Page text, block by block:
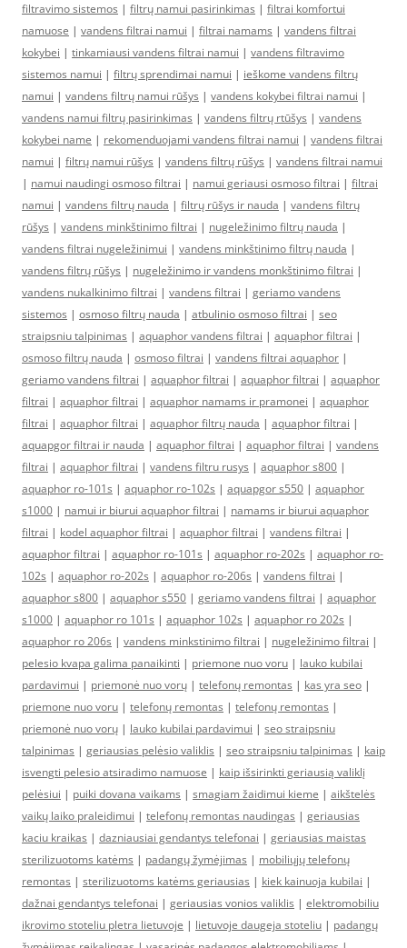
filtravimo sistemos | filtrų namui pasirinkimas | filtrai komfortui
namuose | vandens filtrai namui | filtrai namams | vandens filtrai
kokybei | tinkamiausi vandens filtrai namui | vandens filtravimo
sistemos namui | filtrų sprendimai namui | ieškome vandens filtrų
namui | vandens filtrų namui rūšys | vandens kokybei filtrai namui |
vandens namui filtrų pasirinkimas | vandens filtrų rtūšys | vandens
kokybei name | rekomenduojami vandens filtrai namui | vandens filtrai
namui | filtrų namui rūšys | vandens filtrų rūšys | vandens filtrai namui
| namui naudingi osmoso filtrai | namui geriausi osmoso filtrai | filtrai
namui | vandens filtrų nauda | filtrų rūšys ir nauda | vandens filtrų
rūšys | vandens minkštinimo filtrai | nugeležinimo filtrų nauda |
vandens filtrai nugeležinimui | vandens minkštinimo filtrų nauda |
vandens filtrų rūšys | nugeležinimo ir vandens monkštinimo filtrai |
vandens nukalkinimo filtrai | vandens filtrai | geriamo vandens
sistemos | osmoso filtrų nauda | atbulinio osmoso filtrai | seo
straipsniu talpinimas | aquaphor vandens filtrai | aquaphor filtrai |
osmoso filtrų nauda | osmoso filtrai | vandens filtrai aquaphor |
geriamo vandens filtrai | aquaphor filtrai | aquaphor filtrai | aquaphor
filtrai | aquaphor filtrai | aquaphor namams ir pramonei | aquaphor
filtrai | aquaphor filtrai | aquaphor filtrų nauda | aquaphor filtrai |
aquapgor filtrai ir nauda | aquaphor filtrai | aquaphor filtrai | vandens
filtrai | aquaphor filtrai | vandens filtru rusys | aquaphor s800 |
aquaphor ro-101s | aquaphor ro-102s | aquapgor s550 | aquaphor
s1000 | namui ir biurui aquaphor filtrai | namams ir biurui aquaphor
filtrai | kodel aquaphor filtrai | aquaphor filtrai | vandens filtrai |
aquaphor filtrai | aquaphor ro-101s | aquaphor ro-202s | aquaphor ro-
102s | aquaphor ro-202s | aquaphor ro-206s | vandens filtrai |
aquaphor s800 | aquaphor s550 | geriamo vandens filtrai | aquaphor
s1000 | aquaphor ro 101s | aquaphor 102s | aquaphor ro 202s |
aquaphor ro 206s | vandens minkstinimo filtrai | nugeležinimo filtrai |
pelesio kvapa galima panaikinti | priemone nuo voru | lauko kubilai
pardavimui | priemonė nuo vorų | telefonų remontas | kas yra seo |
priemone nuo voru | telefonų remontas | telefonų remontas |
priemonė nuo vorų | lauko kubilai pardavimui | seo straipsniu
talpinimas | geriausias pelėsio valiklis | seo straipsniu talpinimas | kaip
isvengti pelesio atsiradimo namuose | kaip išsirinkti geriausią valiklį
pelėsiui | puiki dovana vaikams | smagiam žaidimui kieme | aikštelės
vaikų laiko praleidimui | telefonų remontas naudingas | geriausias
kaciu kraikas | dazniausiai gendantys telefonai | geriausias maistas
sterilizuotoms katėms | padangų žymėjimas | mobiliųjų telefonų
remontas | sterilizuotoms katėms geriausias | kiek kainuoja kubilai |
dažnai gendantys telefonai | geriausias vonios valiklis | elektromobiliu
ikrovimo stoteliu pletra lietuvoje | lietuvoje daugeja stoteliu | padangų